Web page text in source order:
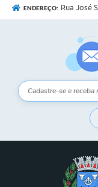
ENDEREÇO: Rua José